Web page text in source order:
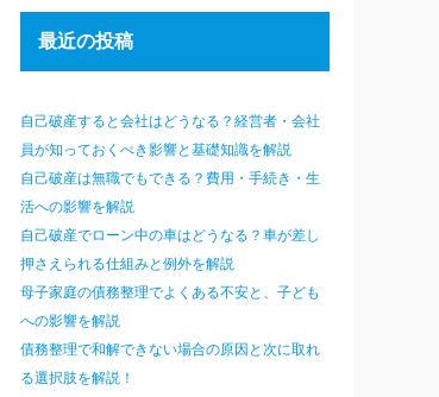
最近の投稿
自己破産すると会社はどうなる？経営者・会社
員が知っておくべき影響と基礎知識を解説
自己破産は無職でもできる？費用・手続き・生
活への影響を解説
自己破産でローン中の車はどうなる？車が差し
押さえられる仕組みと例外を解説
母子家庭の債務整理でよくある不安と、子ども
への影響を解説
債務整理で和解できない場合の原因と次に取れ
る選択肢を解説！